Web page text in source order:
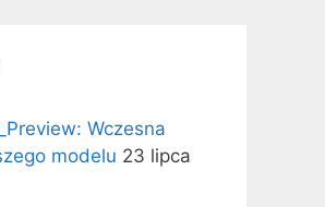
Wczesna
modelu 23 lipca